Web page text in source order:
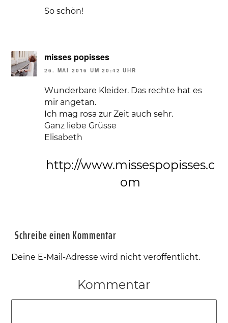
So schön!
misses popisses
26. MAI 2016 UM 20:42 UHR
Wunderbare Kleider. Das rechte hat es
mir angetan.
Ich mag rosa zur Zeit auch sehr.
Ganz liebe Grüsse
Elisabeth
http://www.missespopisses.c
om
Schreibe einen Kommentar
Deine E-Mail-Adresse wird nicht veröffentlicht.
Kommentar